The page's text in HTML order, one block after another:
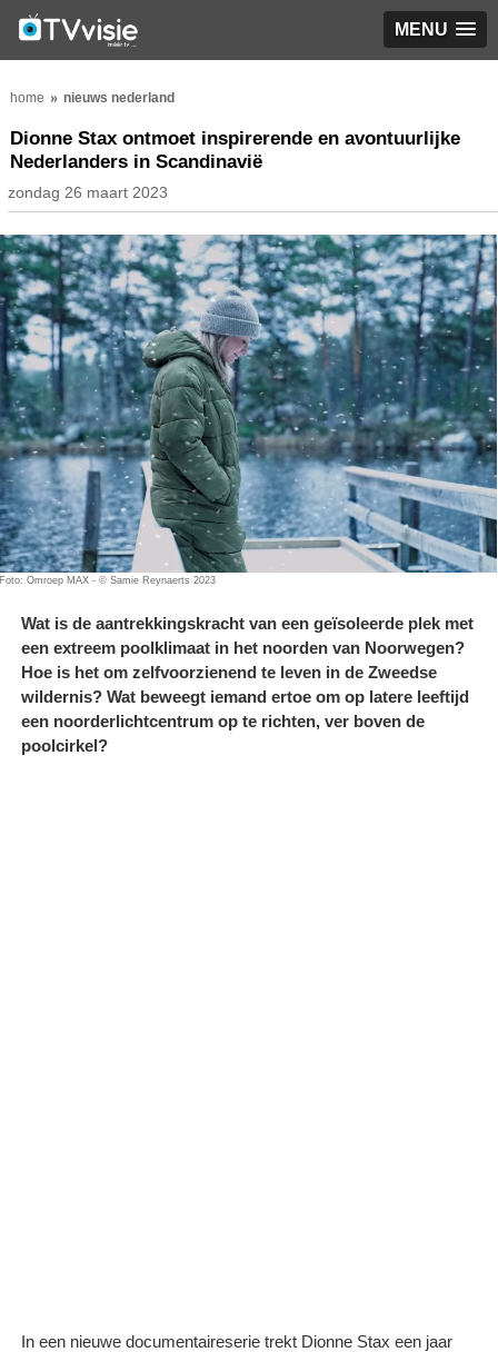
MENU
home nieuws nederland
Dionne Stax ontmoet inspirerende en avontuurlijke
Nederlanders in Scandinavië
zondag 26 maart 2023
Foto: Omroep MAX - © Samie Reynaerts 2023
Wat is de aantrekkingskracht van een geïsoleerde plek met
een extreem poolklimaat in het noorden van Noorwegen?
Hoe is het om zelfvoorzienend te leven in de Zweedse
wildernis? Wat beweegt iemand ertoe om op latere leeftijd
een noorderlichtcentrum op te richten, ver boven de
poolcirkel?
In een nieuwe documentaireserie trekt Dionne Stax een jaar